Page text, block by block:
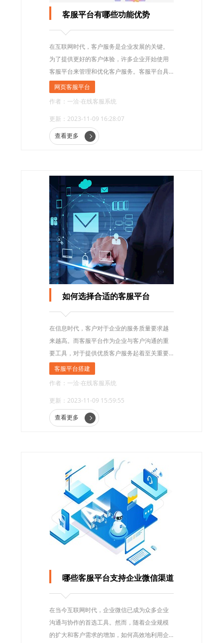
客服平台有哪些功能优势
在互联网时代，客户服务是企业发展的关键。
为了提供更好的客户体验，许多企业开始使用
客服平台来管理和优化客户服务。客服平台具
有许多功能优势，本文将详细介绍这些优势。
网页客服平台
作者：一洽·在线客服系统
更新：2023-11-09 16:28:07
查看更多
如何选择合适的客服平台
在信息时代，客户对于企业的服务质量要求越
来越高。而客服平台作为企业与客户沟通的重
要工具，对于提供优质客户服务起着至关重要
的作用。然而，市场上客服平台琳琅满目，如
客服平台搭建
作者：一洽·在线客服系统
更新：2023-11-09 15:59:55
查看更多
哪些客服平台支持企业微信渠道
在当今互联网时代，企业微信已成为众多企业
沟通与协作的首选工具。然而，随着企业规模
的扩大和客户需求的增加，如何高效地利用企